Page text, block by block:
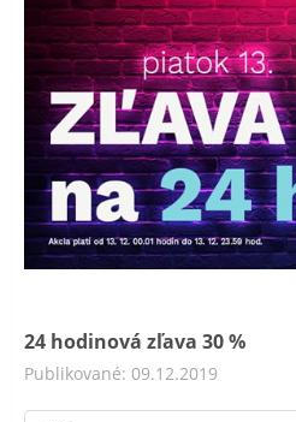
24 hodinová zľava 30 %
Publikované: 09.12.2019